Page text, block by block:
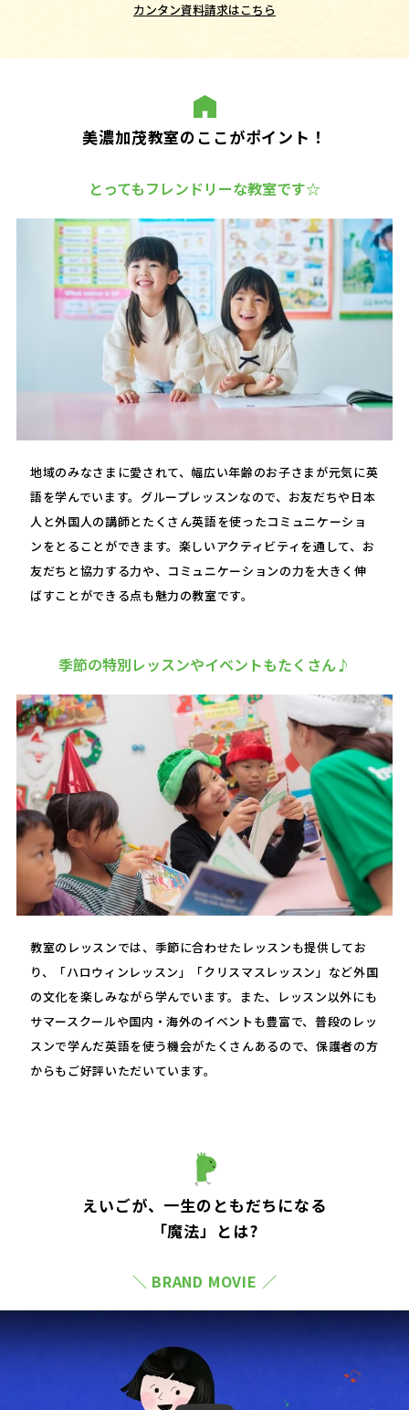
カンタン資料請求はこちら
美濃加茂教室のここがポイント！
とってもフレンドリーな教室です☆
地域のみなさまに愛されて、幅広い年齢のお子さまが元気に英
語を学んでいます。グループレッスンなので、お友だちや日本
人と外国人の講師とたくさん英語を使ったコミュニケーショ
ンをとることができます。楽しいアクティビティを通して、お
友だちと協力する力や、コミュニケーションの力を大きく伸
ばすことができる点も魅力の教室です。
季節の特別レッスンやイベントもたくさん♪
教室のレッスンでは、季節に合わせたレッスンも提供してお
り、「ハロウィンレッスン」「クリスマスレッスン」など外国
の文化を楽しみながら学んでいます。また、レッスン以外にも
サマースクールや国内・海外のイベントも豊富で、普段のレッ
スンで学んだ英語を使う機会がたくさんあるので、保護者の方
からもご好評いただいています。
えいごが、一生のともだちになる
「魔法」とは?
＼ BRAND MOVIE ／